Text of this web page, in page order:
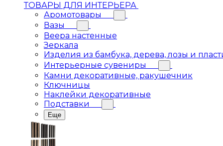
ТОВАРЫ ДЛЯ ИНТЕРЬЕРА
Аромотовары
Вазы
Веера настенные
Зеркала
Изделия из бамбука, дерева, лозы и
Интерьерные сувениры
Камни декоративные, ракушечник
Ключницы
Наклейки декоративные
Подставки
Еще